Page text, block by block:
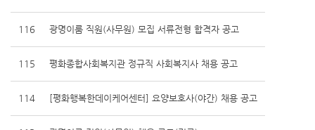
116 광명이룸 직원(사무원) 모집 서류전형 합격자 공고
115 평화종합사회복지관 정규직 사회복지사 채용 공고
114 [평화행복한데이케어센터] 요양보호사(야간) 채용 공고